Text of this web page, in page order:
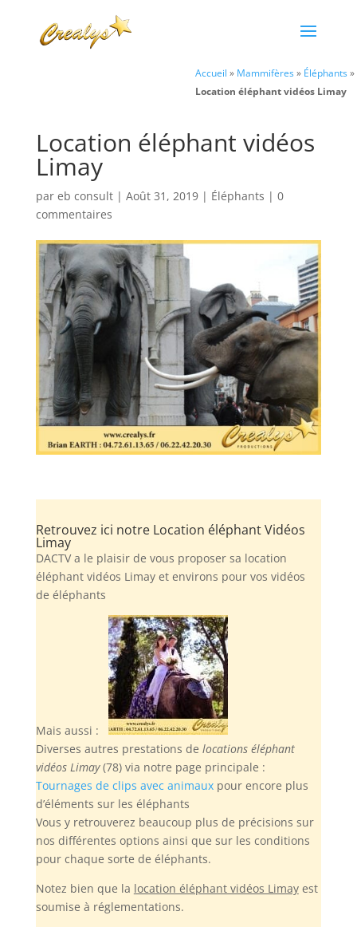
Accueil » Mammifères» Éléphants»
Location éléphant vidéos Limay
Location éléphant vidéos
Limay
par eb consult| Août 31, 2019| Éléphants | 0
commentaires
Retrouvez ici notre Location éléphant Vidéos
Limay
DACTV a le plaisir de vous proposer sa location
éléphant vidéos Limay et environs pour vos vidéos
de éléphants
Mais aussi :
Diverses autres prestations de locations éléphant
vidéos Limay(78) via notre page principale :
Tournages de clips avec animauxpour encore plus
d’éléments sur les éléphants
Vous y retrouverez beaucoup plus de précisions sur
nos différentes options ainsi que sur les conditions
pour chaque sorte de éléphants.
Notez bien que la location éléphant vidéos Limayest
soumise à réglementations.